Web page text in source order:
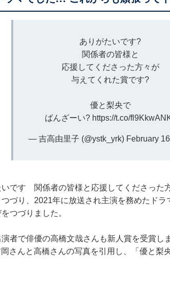
ありがたいです?
関係者の皆様と
応援してくださった方々が
与えてくれた賞です?
優と梨央で
ばんざーい? https://t.co/
— 吉高由里子 (@ystk_yrk) February
いです 関係者の皆様と応援してくださっ
づり、2021年に放送され主演を務めたドラ
つづりました。
者で俳優の高橋文哉さんも新人賞を受賞し
さんと高橋さんの写真を引用し、「優と